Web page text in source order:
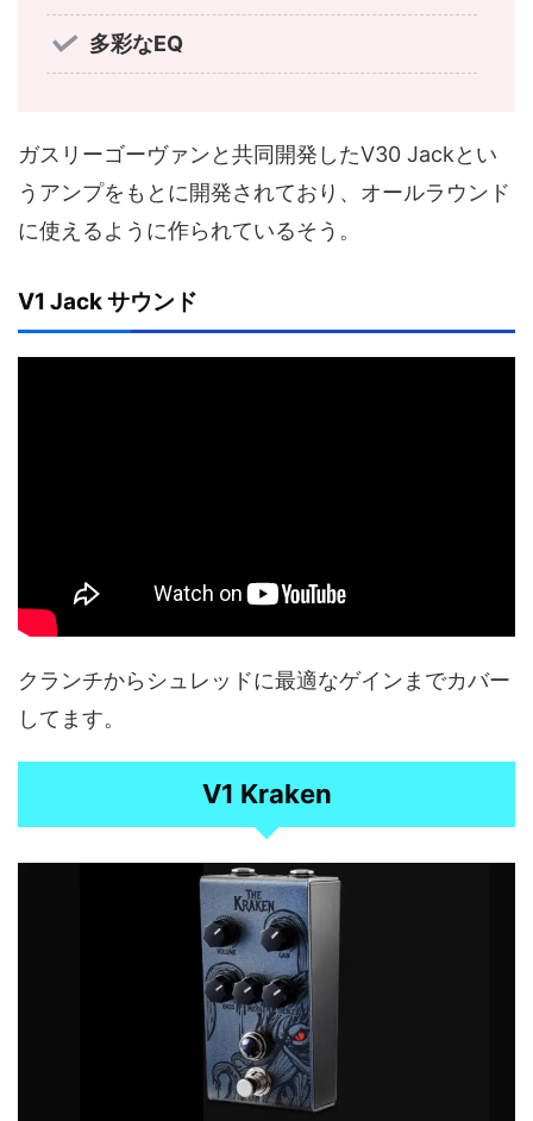
多彩なEQ
ガスリーゴーヴァンと共同開発したV30 Jackとい
うアンプをもとに開発されており、オールラウンド
に使えるように作られているそう。
V1 Jack サウンド
クランチからシュレッドに最適なゲインまでカバー
してます。
V1 Kraken